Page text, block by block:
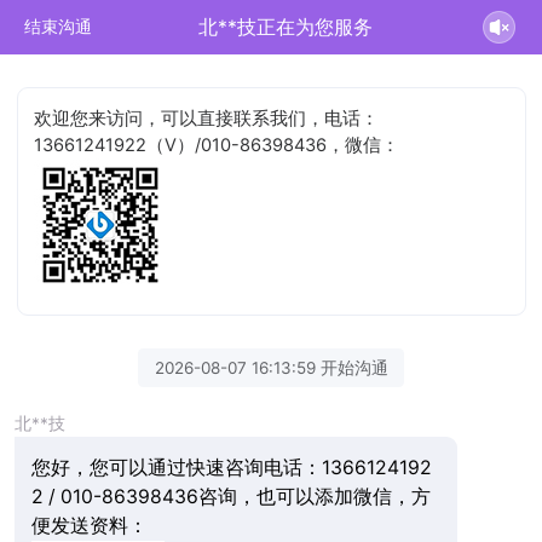
结束沟通 北**技正在为您服务
欢迎您来访问，可以直接联系我们，电话：
13661241922（V）/010-86398436，微信：
2026-08-07 16:13:59 开始沟通
北**技
您好，您可以通过快速咨询电话：1366124192
2 / 010-86398436咨询，也可以添加微信，方
便发送资料：